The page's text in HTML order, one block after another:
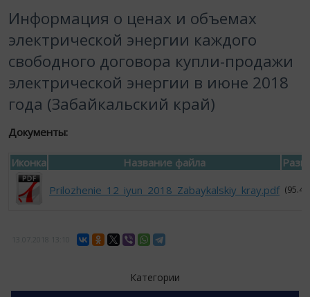
Информация о ценах и объемах
электрической энергии каждого
свободного договора купли-продажи
электрической энергии в июне 2018
года (Забайкальский край)
Документы:
Иконка Название файла
Prilozhenie_12_iyun_2018_Zabaykalskiy_kray.pdf (95.4
Категории